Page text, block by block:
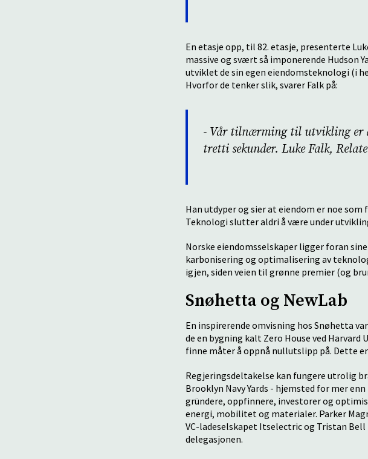
En etasje opp, til 82. etasje, presenterte
massive og svært så imponerende Hudson
utviklet de sin egen eiendomsteknologi (i
Hvorfor de tenker slik, svarer Falk på:
- Vår tilnærming til utvikling er
tretti sekunder. Luke Falk,
Han utdyper og sier at eiendom er noe
Teknologi slutter aldri å være under
Norske eiendomsselskaper ligger foran
karbonisering og optimalisering av
igjen, siden veien til grønne premier (og
Snøhetta og NewLab
En inspirerende omvisning hos Snøhetta
de en bygning kalt Zero House ved
finne måter å oppnå nullutslipp på. Dette
Regjeringsdeltakelse kan fungere utrolig
Brooklyn Navy Yards - hjemsted for mer
gründere, oppfinnere, investorer og
energi, mobilitet og materialer. Parker
VC-ladeselskapet Itselectric og Tristan
delegasjonen.